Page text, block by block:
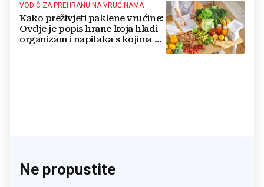
VODIČ ZA PREHRANU NA VRUĆINAMA
Kako preživjeti paklene vrućine:
Ovdje je popis hrane koja hladi
organizam i napitaka s kojima si
Ne propustite